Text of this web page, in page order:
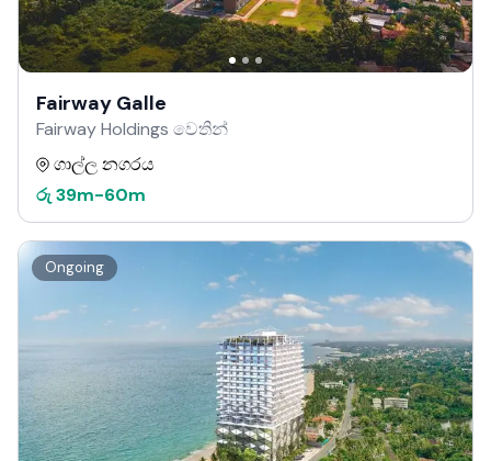
Fairway Galle
Fairway Holdings වෙතින්
ගාල්ල නගරය
රු 39m-60m
Ongoing